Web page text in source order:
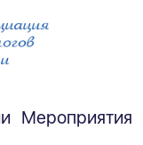
Мероприятия